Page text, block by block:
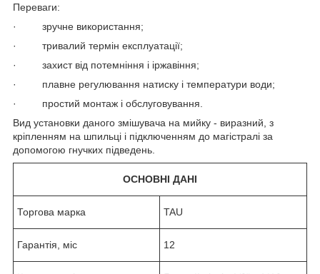
Переваги:
· зручне використання;
· тривалий термін експлуатації;
· захист від потемніння і іржавіння;
· плавне регулювання натиску і температури води;
· простий монтаж і обслуговування.
Вид установки даного змішувача на мийку - виразний, з
кріпленням на шпильці і підключенням до магістралі за
допомогою гнучких підведень.
ОСНОВНІ ДАНІ
Торгова марка TAU
Гарантія, міс 12